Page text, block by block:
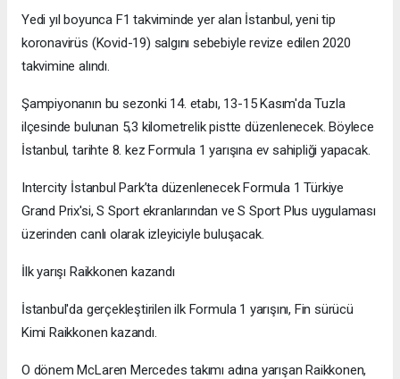
Yedi yıl boyunca F1 takviminde yer alan İstanbul, yeni tip
koronavirüs (Kovid-19) salgını sebebiyle revize edilen 2020
takvimine alındı.
Şampiyonanın bu sezonki 14. etabı, 13-15 Kasım'da Tuzla
ilçesinde bulunan 5,3 kilometrelik pistte düzenlenecek. Böylece
İstanbul, tarihte 8. kez Formula 1 yarışına ev sahipliği yapacak.
Intercity İstanbul Park’ta düzenlenecek Formula 1 Türkiye
Grand Prix'si, S Sport ekranlarından ve S Sport Plus uygulaması
üzerinden canlı olarak izleyiciyle buluşacak.
İlk yarışı Raikkonen kazandı
İstanbul'da gerçekleştirilen ilk Formula 1 yarışını, Fin sürücü
Kimi Raikkonen kazandı.
O dönem McLaren Mercedes takımı adına yarışan Raikkonen,